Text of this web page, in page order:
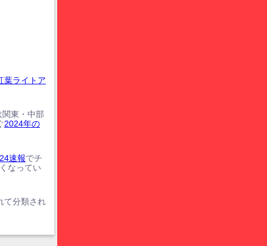
ライトア
東・中部
2024年の
速報でチ
なってい
て分類され